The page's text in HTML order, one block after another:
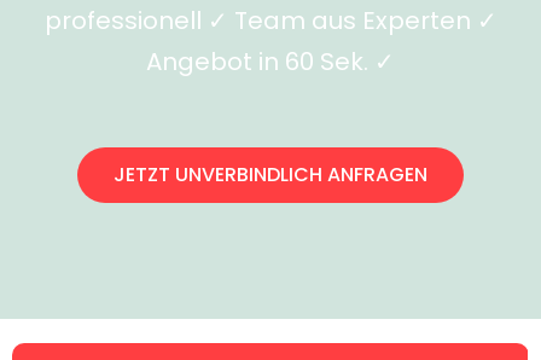
professionell ✓ Team aus Experten ✓
Angebot in 60 Sek. ✓
JETZT UNVERBINDLICH ANFRAGEN